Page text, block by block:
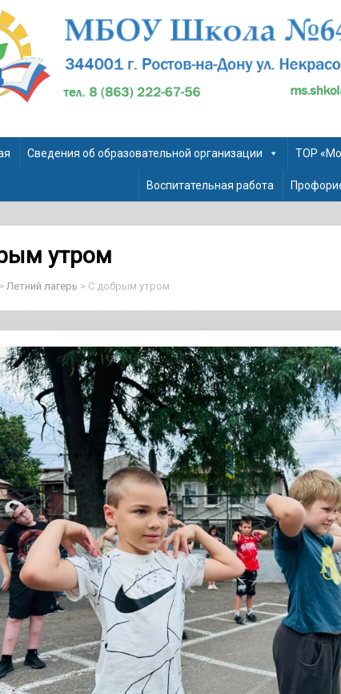
Сведения об образовательной организации ТОР
Воспитательная работа
утром
Летний лагерь > С добрым утром